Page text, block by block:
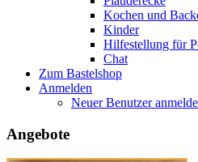
Kochen und
Kinder
Hilfestellung für
Chat
Zum Bastelshop
Anmelden
Neuer Benutzer
Angebote